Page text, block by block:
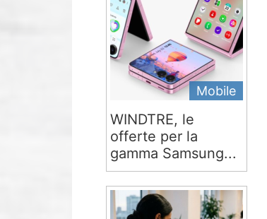
Mobile
WINDTRE, le
offerte per la
gamma Samsung...